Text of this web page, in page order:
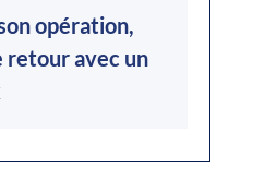
opération,
retour avec un